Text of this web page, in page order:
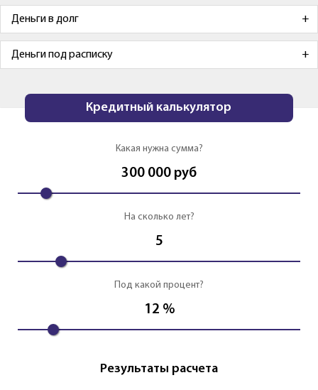
Деньги в долг
Деньги под расписку
Кредитный калькулятор
Какая нужна сумма?
300 000 руб
На сколько лет?
5
Под какой процент?
12 %
Результаты расчета